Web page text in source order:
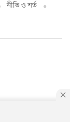
নীতি ও শর্ত